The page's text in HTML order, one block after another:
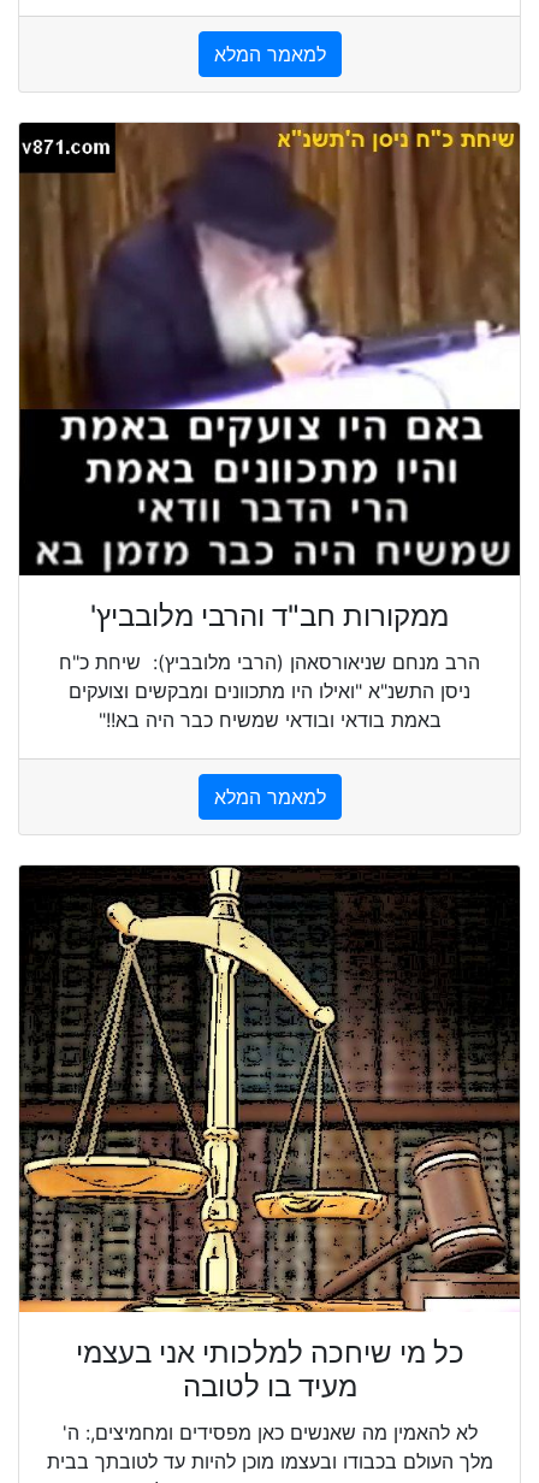
למאמר המלא
ממקורות חב"ד והרבי מלובביץ'
הרב מנחם שניאורסאהן (הרבי מלובביץ): שיחת כ"ח
ניסן התשנ"א "ואילו היו מתכוונים ומבקשים וצועקים
באמת בודאי ובודאי שמשיח כבר היה בא!!"
למאמר המלא
כל מי שיחכה למלכותי אני בעצמי
מעיד בו לטובה
לא להאמין מה שאנשים כאן מפסידים ומחמיצים,: ה'
מלך העולם בכבודו ובעצמו מוכן להיות עד לטובתך בבית